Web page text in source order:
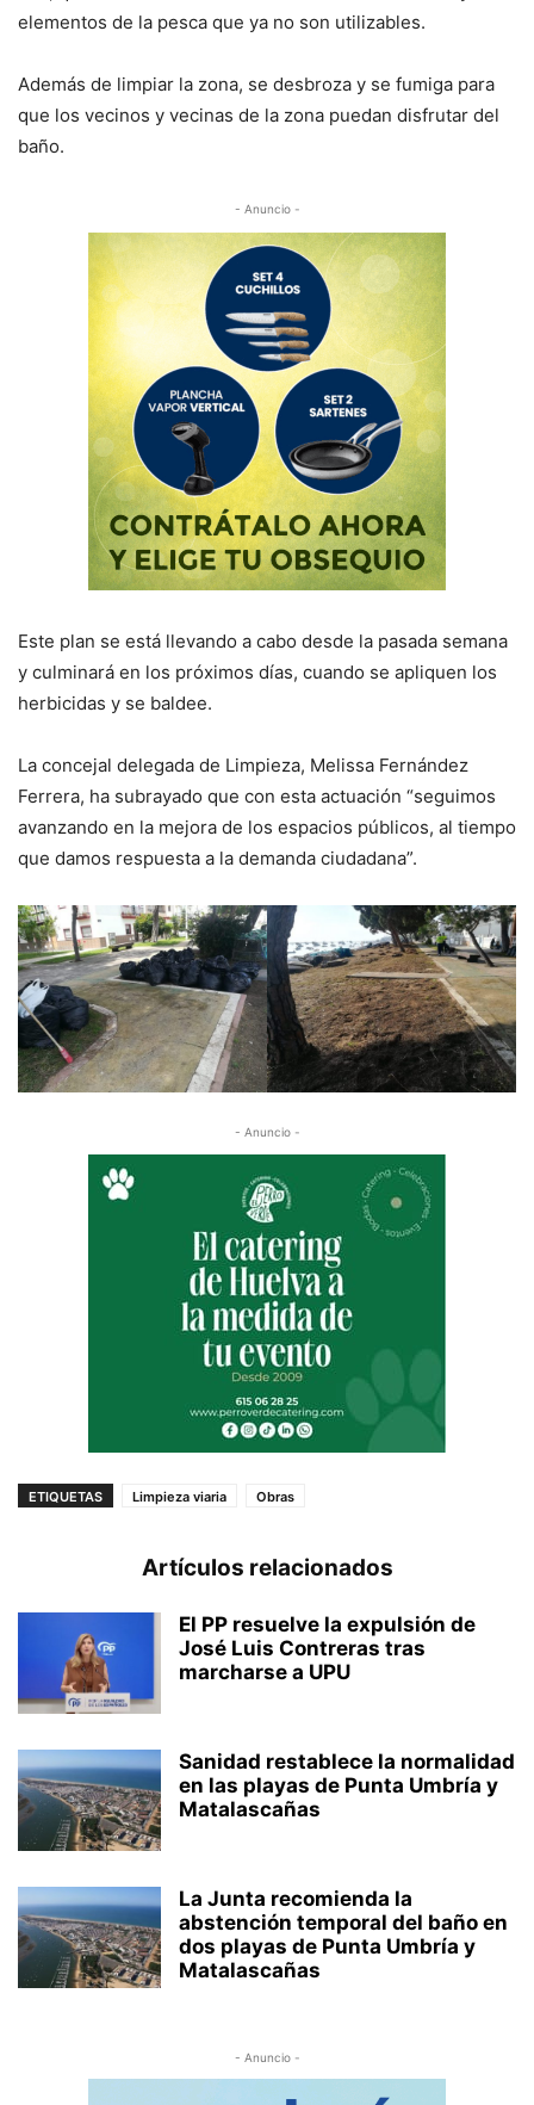
elementos de la pesca que ya no son utilizables.
Además de limpiar la zona, se desbroza y se fumiga para
que los vecinos y vecinas de la zona puedan disfrutar del
baño.
- Anuncio -
Este plan se está llevando a cabo desde la pasada semana
y culminará en los próximos días, cuando se apliquen los
herbicidas y se baldee.
La concejal delegada de Limpieza, Melissa Fernández
Ferrera, ha subrayado que con esta actuación “seguimos
avanzando en la mejora de los espacios públicos, al tiempo
que damos respuesta a la demanda ciudadana”.
- Anuncio -
ETIQUETAS Limpieza viaria Obras
Artículos relacionados
El PP resuelve la expulsión de
José Luis Contreras tras
marcharse a UPU
Sanidad restablece la normalidad
en las playas de Punta Umbría y
Matalascañas
La Junta recomienda la
abstención temporal del baño en
dos playas de Punta Umbría y
Matalascañas
- Anuncio -